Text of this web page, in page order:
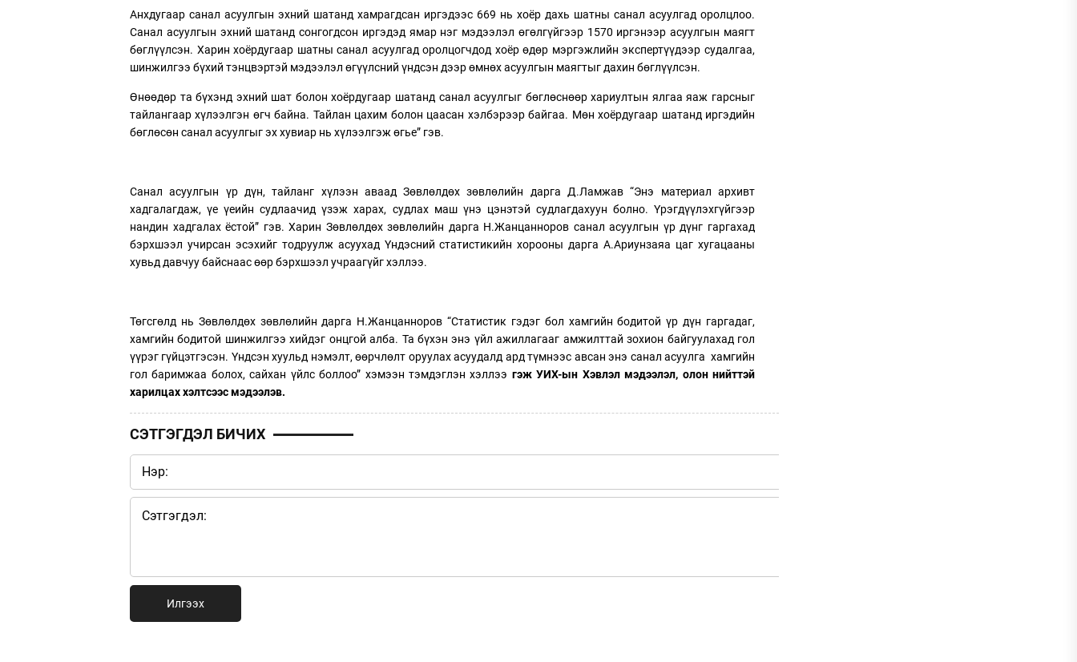
Анхдугаар санал асуулгын эхний шатанд хамрагдсан иргэдээс 669 нь хоёр дахь шатны санал асуулгад оролцлоо.
Санал асуулгын эхний шатанд сонгогдсон иргэдэд ямар нэг мэдээлэл өгөлгүйгээр 1570 иргэнээр асуулгын маягт
бөглүүлсэн. Харин хоёрдугаар шатны санал асуулгад оролцогчдод хоёр өдөр мэргэжлийн экспертүүдээр судалгаа,
шинжилгээ бүхий тэнцвэртэй мэдээлэл өгүүлсний үндсэн дээр өмнөх асуулгын маягтыг дахин бөглүүлсэн.
Өнөөдөр та бүхэнд эхний шат болон хоёрдугаар шатанд санал асуулгыг бөглөснөөр хариултын ялгаа яаж гарсныг
тайлангаар хүлээлгэн өгч байна. Тайлан цахим болон цаасан хэлбэрээр байгаа. Мөн хоёрдугаар шатанд иргэдийн
бөглөсөн санал асуулгыг эх хувиар нь хүлээлгэж өгье” гэв.
Санал асуулгын үр дүн, тайланг хүлээн аваад Зөвлөлдөх зөвлөлийн дарга Д.Ламжав “Энэ материал архивт
хадгалагдаж, үе үеийн судлаачид үзэж харах, судлах маш үнэ цэнэтэй судлагдахуун болно. Үрэгдүүлэхгүйгээр
нандин хадгалах ёстой” гэв. Харин Зөвлөлдөх зөвлөлийн дарга Н.Жанцанноров санал асуулгын үр дүнг гаргахад
бэрхшээл учирсан эсэхийг тодруулж асуухад Үндэсний статистикийн хорооны дарга А.Ариунзаяа цаг хугацааны
хувьд давчуу байснаас өөр бэрхшээл учраагүйг хэллээ.
Төгсгөлд нь Зөвлөлдөх зөвлөлийн дарга Н.Жанцанноров “Статистик гэдэг бол хамгийн бодитой үр дүн гаргадаг,
хамгийн бодитой шинжилгээ хийдэг онцгой алба. Та бүхэн энэ үйл ажиллагааг амжилттай зохион байгуулахад гол
үүрэг гүйцэтгэсэн. Үндсэн хуульд нэмэлт, өөрчлөлт оруулах асуудалд ард түмнээс авсан энэ санал асуулга хамгийн
гол баримжаа болох, сайхан үйлс боллоо” хэмээн тэмдэглэн хэллээ гэж УИХ-ын Хэвлэл мэдээлэл, олон нийттэй
харилцах хэлтсээс мэдээлэв.
СЭТГЭГДЭЛ БИЧИХ
Илгээх